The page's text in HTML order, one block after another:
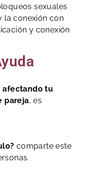
sexuales
la conexión con
y conexión
afectando tu
pareja, es
comparte este